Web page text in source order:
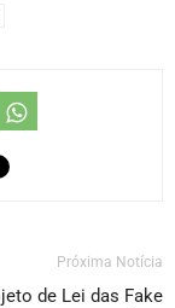
Próxima Notícia
de Lei das Fake